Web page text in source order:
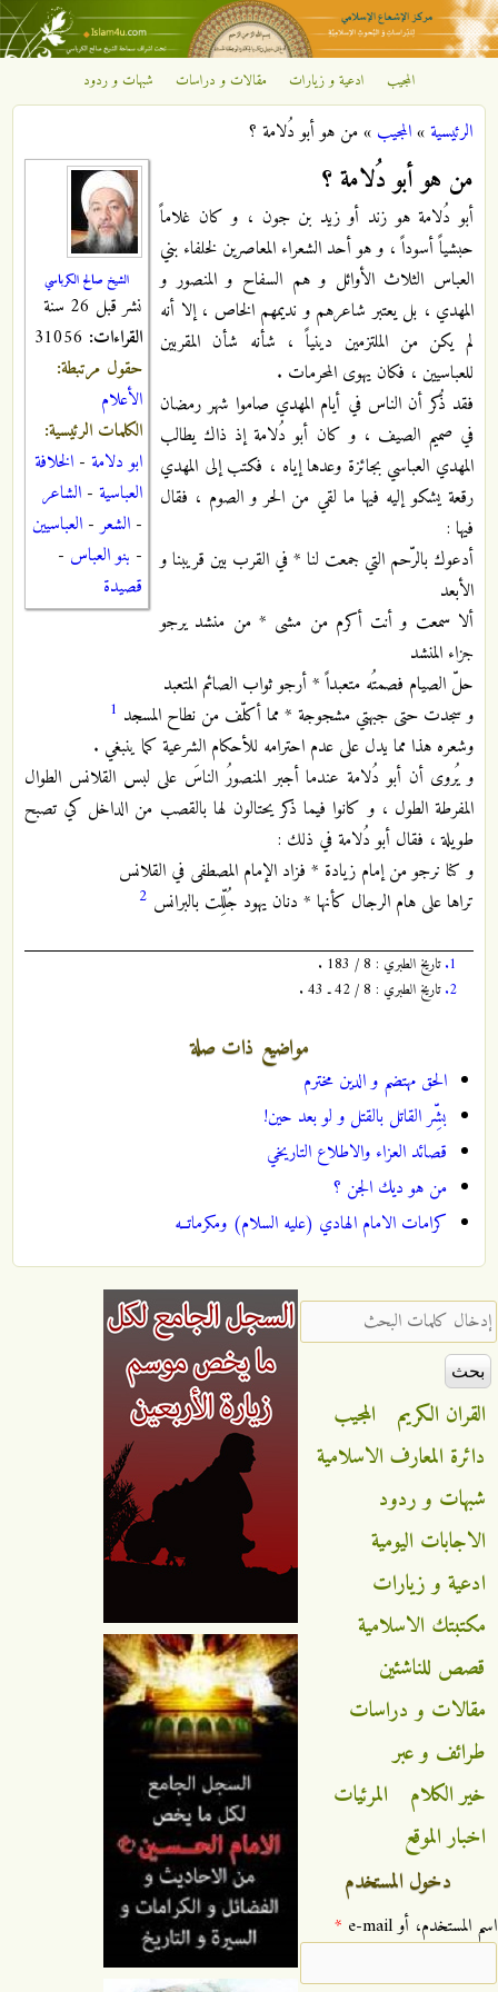
تجاوز إلى المحتوى الرئيسي
مركز
الإشعاع
الإسلامي
المجيب ادعية و زيارات مقالات و دراسات شبهات و ردود
أنت هنا
الرئيسية»المجيب »من هو أبو دُلامة ؟
الشيخ صالح الكرباسي
نشر قبل 26 سنة
القراءات:
حقول مرتبطة:
الأعلام
الكلمات الرئيسية:
ابو دلامة - الخلافة
العباسية - الشاعر
- الشعر- العباسيين
- بنو العباس -
قصيدة
من هو أبو دُلامة ؟
أبو دُلامة هو زند أو زيد بن جون ، و كان غلاماً
حبشياً أسوداً ، و هو أحد الشعراء المعاصرين لخلفاء بني
العباس الثلاث الأوائل و هم السفاح و المنصور و
المهدي ، بل يعتبر شاعرهم و نديمهم الخاص ، إلا أنه
لم يكن من الملتزمين دينياً ، شأنه شأن المقربين
للعباسيين ، فكان يهوى المحرمات .
فقد ذُكر أن الناس في أيام المهدي صاموا شهر رمضان
في صميم الصيف ، و كان أبو دُلامة إذ ذاك يطالب
المهدي العباسي بجائزة وعدها إياه ، فكتب إلى المهدي
رقعة يشكو إليه فيها ما لقي من الحر و الصوم ، فقال
فيها :
أدعوك بالرّحم التي جمعت لنا * في القرب بين قريبنا و
الأبعد
ألا سمعت و أنت أكرم من مشى * من منشد يرجو
جزاء المنشد
حلّ الصيام فصمتُه متعبداً * أرجو ثواب الصائم المتعبد
و سجدت حتى جبهتي مشجوجة * مما أكلّف من نطاح المسجد 1
وشعره هذا مما يدل على عدم احترامه للأحكام الشرعية كما ينبغي .
و يُروى أن أبو دُلامة عندما أجبر المنصورُ الناسَ على لبس القلانس الطوال
المفرطة الطول ، و كانوا فيما ذكر يحتالون لها بالقصب من الداخل كي تصبح
طويلة ، فقال أبو دُلامة في ذلك :
و كنا نرجو من إمام زيادة * فزاد الإمام المصطفى في القلانس
تراها على هام الرجال كأنها * دنان يهود جُلِّلت بالبرانس 2
1. تاريخ الطبري : 8 / 183 .
2. تاريخ الطبري : 8 / 42 ـ 43 .
مواضيع ذات صلة
الحق مهتضم و الدين مخترم
بشِّر القاتل بالقتل و لو بعد حين!
قصائد العزاء والاطلاع التاريخي
من هو ديك الجن ؟
كرامات الامام الهادي (عليه السلام) ومكرماتــه
‏إدخال كلمات البحث ‏
القران الكريم
المجيب
دائرة المعارف الاسلامية
شبهات و ردود
الاجابات اليومية
ادعية و زيارات
مكتبتك الاسلامية
قصص للناشئين
مقالات و دراسات
طرائف و عبر
خير الكلام
المرئيات
اخبار الموقع
دخول المستخدم
‏اسم المستخدم، أو e-mail ‏ *